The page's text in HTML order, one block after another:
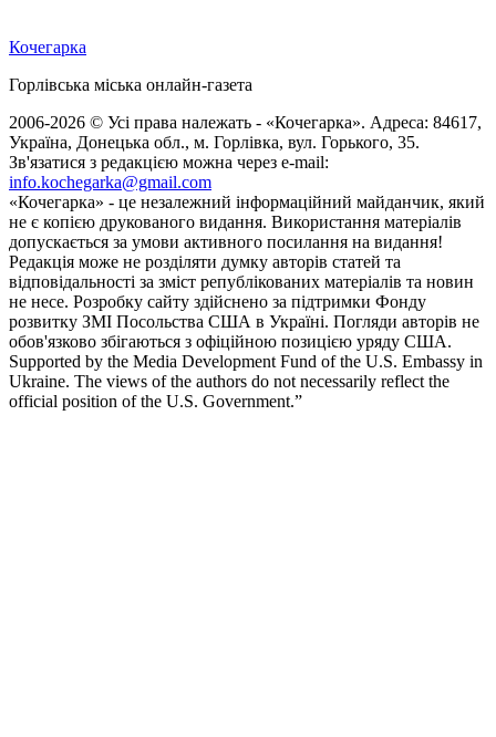
Кочегарка
Горлівська міська онлайн-газета
2006-2026 © Усі права належать - «Кочегарка». Адреса: 84617,
Україна, Донецька обл., м. Горлівка, вул. Горького, 35.
Зв'язатися з редакцією можна через e-mail:
info.kochegarka@gmail.com
«Кочегарка» - це незалежний інформаційний майданчик, який
не є копією друкованого видання. Використання матеріалів
допускається за умови активного посилання на видання!
Редакція може не розділяти думку авторів статей та
відповідальності за зміст републікованих матеріалів та новин
не несе. Розробку сайту здійснено за підтримки Фонду
розвитку ЗМІ Посольства США в Україні. Погляди авторів не
обов'язково збігаються з офіційною позицією уряду США.
Supported by the Media Development Fund of the U.S. Embassy in
Ukraine. The views of the authors do not necessarily reflect the
official position of the U.S. Government.”